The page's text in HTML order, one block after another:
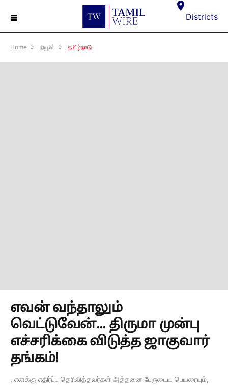
☰ Districts
Home 》 நியூஸ் 》 தமிழ்நாடு
எவன் வந்தாலும்
வெட்டுவேன்... திருமா முன்பு
எச்சரிக்கை விடுத்த ஜாகுவார்
தங்கம்!
, எனக்கு எதிர்ப்பு தெரிவித்தவர்கள் அத்தனை பேருடைய பெயரையும்,